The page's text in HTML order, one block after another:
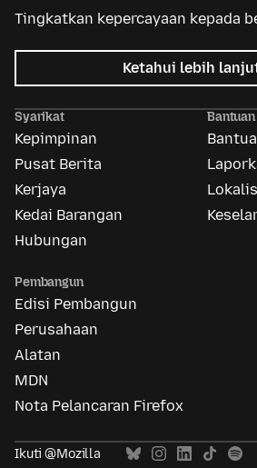
Tingkatkan kepercayaan kepada
Ketahui lebih
Syarikat
Kepimpinan
Pusat Berita
Kerjaya
Kedai Barangan
Hubungan
Bantuan
Pembangun
Edisi Pembangun
Perusahaan
Alatan
MDN
Nota Pelancaran Firefox
Ikuti @Mozilla